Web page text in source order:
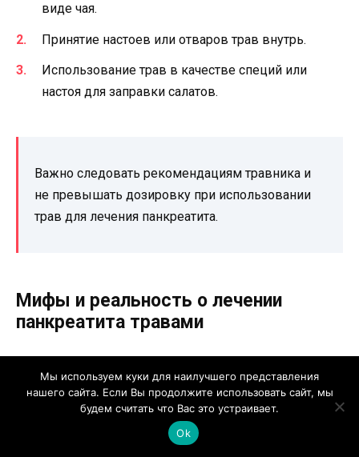
виде чая.
Принятие настоев или отваров трав внутрь.
Использование трав в качестве специй или
настоя для заправки салатов.
Важно следовать рекомендациям травника и
не превышать дозировку при использовании
трав для лечения панкреатита.
Мифы и реальность о лечении
панкреатита травами
панкреатит
Действительность: Хотя некоторые травы могут
иметь некоторые полезные свойства для
Мы используем куки для наилучшего представления
нашего сайта. Если Вы продолжите использовать сайт, мы
будем считать что Вас это устраивает.
Ok